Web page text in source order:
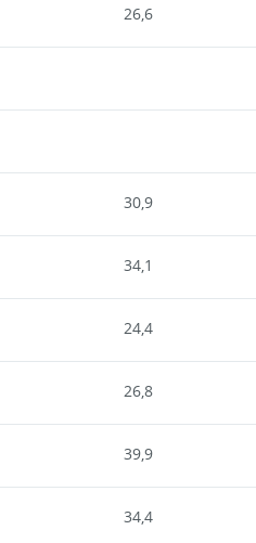
26,6
30,9
34,1
24,4
26,8
39,9
34,4